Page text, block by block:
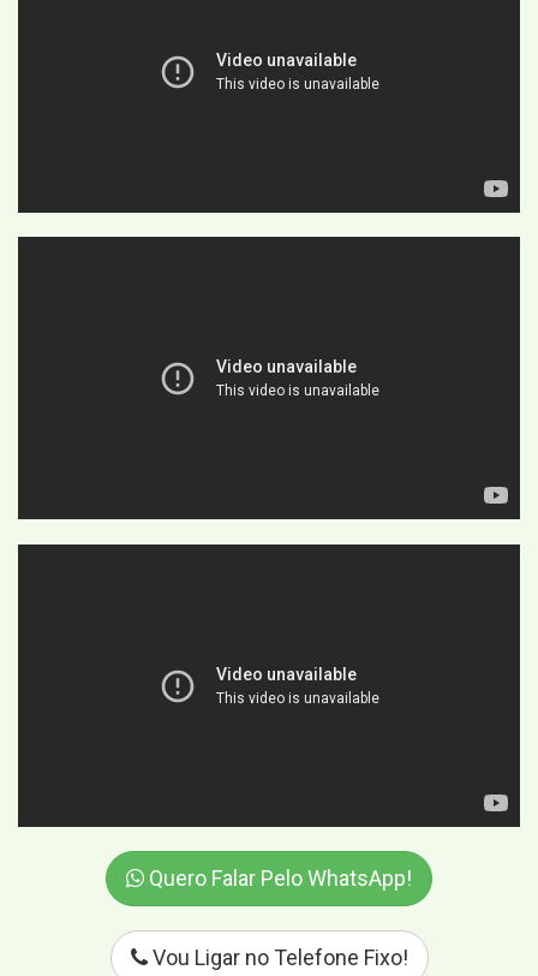
Quero Falar Pelo WhatsApp!
Vou Ligar no Telefone Fixo!